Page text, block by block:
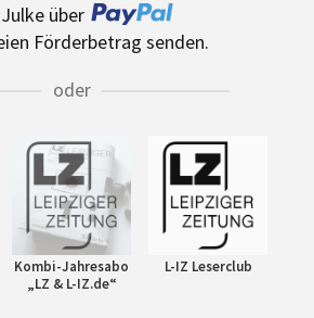
über
Förderbetrag senden.
oder
Kombi-Jahresabo
„LZ & L-IZ.de“
L-IZ Leserclub